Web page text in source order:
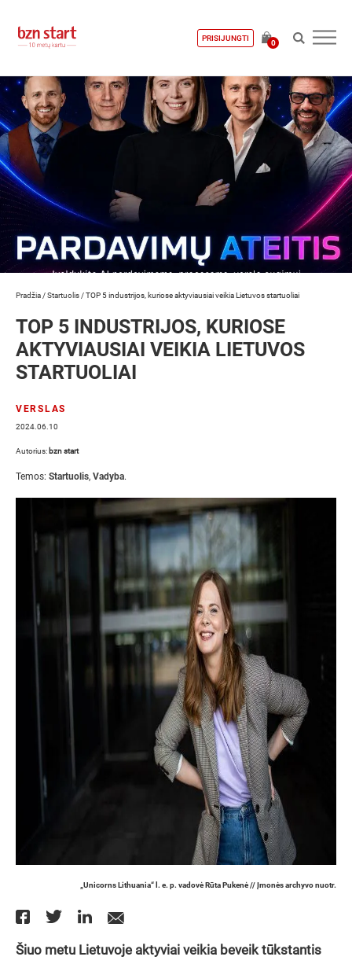
PRISIJUNGTI
0
Pradžia /Startuolis /TOP 5 industrijos, kuriose aktyviausiai veikia Lietuvos startuoliai
TOP 5 INDUSTRIJOS, KURIOSE
AKTYVIAUSIAI VEIKIA LIETUVOS
STARTUOLIAI
VERSLAS
2024.06.10
Autorius: bzn start
Temos: Startuolis, Vadyba.
„Unicorns Lithuania“ l. e. p. vadovė Rūta Pukenė // Įmonės archyvo nuotr.
Šiuo metu Lietuvoje aktyviai veikia beveik tūkstantis